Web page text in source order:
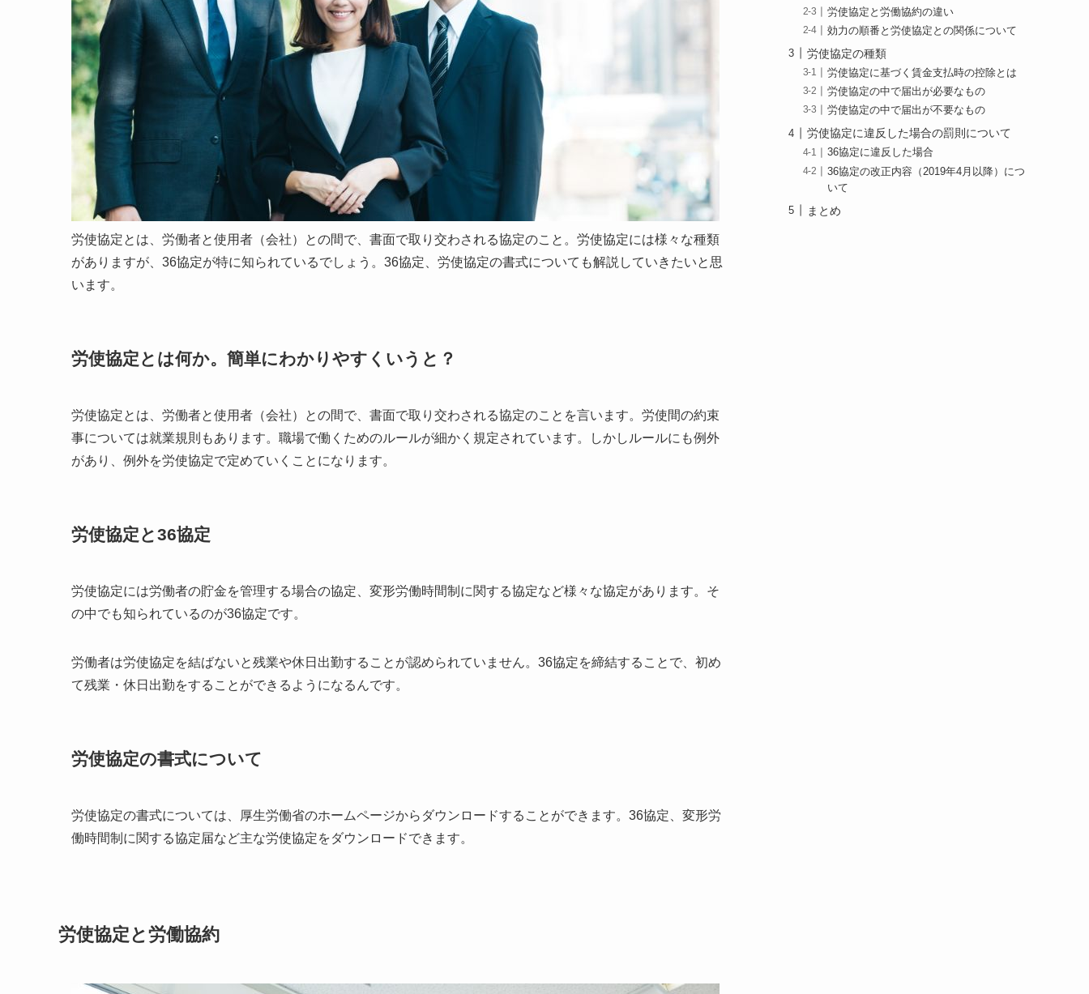
労使協定とは、労働者と使用者（会社）との間で、書面で取り交わされる協定のこと。労使協定には様々な種類
がありますが、36協定が特に知られているでしょう。36協定、労使協定の書式についても解説していきたいと思
います。
労使協定とは何か。簡単にわかりやすくいうと？
労使協定とは、労働者と使用者（会社）との間で、書面で取り交わされる協定のことを言います。労使間の約束
事については就業規則もあります。職場で働くためのルールが細かく規定されています。しかしルールにも例外
があり、例外を労使協定で定めていくことになります。
労使協定と36協定
労使協定には労働者の貯金を管理する場合の協定、変形労働時間制に関する協定など様々な協定があります。そ
の中でも知られているのが36協定です。
労働者は労使協定を結ばないと残業や休日出勤することが認められていません。36協定を締結することで、初め
て残業・休日出勤をすることができるようになるんです。
労使協定の書式について
労使協定の書式については、厚生労働省のホームページからダウンロードすることができます。36協定、変形労
働時間制に関する協定届など主な労使協定をダウンロードできます。
労使協定と労働協約
労使協定と労働協約の違い
効力の順番と労使協定との関係について
労使協定の種類
労使協定に基づく賃金支払時の控除とは
労使協定の中で届出が必要なもの
労使協定の中で届出が不要なもの
労使協定に違反した場合の罰則について
36協定に違反した場合
36協定の改正内容（2019年4月以降）につ
いて
まとめ